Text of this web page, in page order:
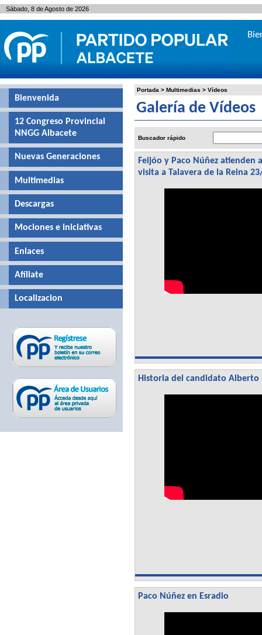
Portada > Multimedias > Vídeos
Galería de Vídeos
Buscador rápido
Feijóo y Paco Núñez atienden
visita a Talavera de la Reina
Historia del candidato Alberto
Paco Núñez en Esradio
Bienvenida
12 Congreso Provincial
NNGG Albacete
Nuevas Generaciones
Multimedias
Descargas
Mociones e iniciativas
Enlaces
Afíliate
Localizacion
Sábado, 8 de Agosto de 2026